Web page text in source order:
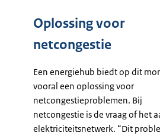
Oplossing voor
netcongestie
Een energiehub biedt op dit
vooral een oplossing voor
netcongestieproblemen. Bij
netcongestie is de vraag of het
elektriciteitsnetwerk. “Dit